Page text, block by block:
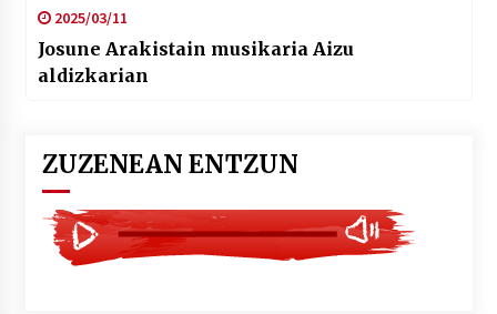
2025/03/11
Josune Arakistain musikaria Aizu
aldizkarian
ZUZENEAN ENTZUN